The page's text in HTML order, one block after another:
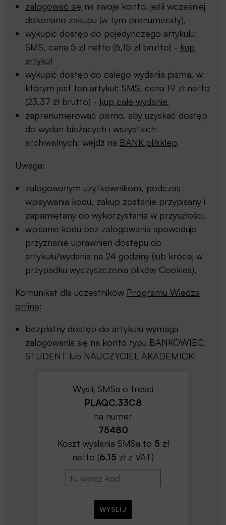
zalogować się na swoje konto, jeśli wcześniej
dokonano zakupu (w tym prenumeraty),
wykupić dostęp do pojedynczego artykułu:
SMS, cena 5 zł netto (6,15 zł brutto) - kup
artykuł
wykupić dostęp do całego wydania pisma, w
którym jest ten artykuł: SMS, cena 19 zł netto
(23,37 zł brutto) - kup całe wydanie,
zaprenumerować pismo, aby uzyskać dostęp
do wydań bieżących i wszystkich
archiwalnych: wejdź na BANK.pl/sklep.
Uwaga:
zalogowanym użytkownikom, podczas
wpisywania kodu, zakup zostanie przypisany i
zapamiętany do wykorzystania w przyszłości,
wpisanie kodu bez zalogowania spowoduje
przyznanie uprawnień dostępu do
artykułu/wydania na 24 godziny (lub krócej w
przypadku wyczyszczenia plików Cookies).
Komunikat dla uczestników Programu Wiedza
online:
bezpłatny dostęp do artykułu wymaga
zalogowania się na konto typu BANKOWIEC,
STUDENT lub NAUCZYCIEL AKADEMICKI
Wyślij SMSa o treści
PLAQC.33C8
na numer
75480
Koszt wysłania SMSa to 5 zł
netto (6.15 zł z VAT)